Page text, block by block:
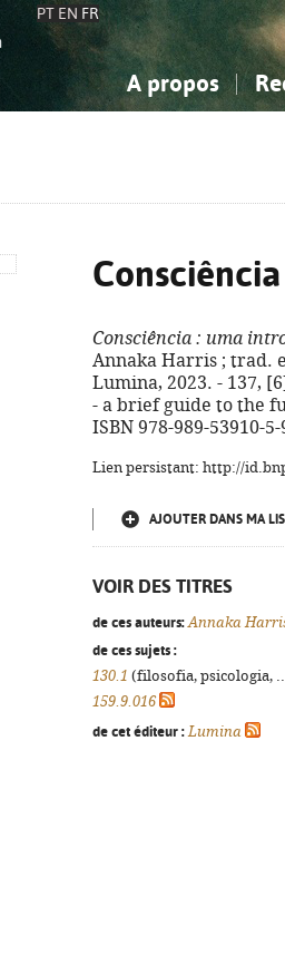
PT EN FR
A propos
Consciência
Consciência : uma
Annaka Harris ; trad.
Lumina, 2023. - 137,
- a brief guide to the
ISBN 978-989-53910-5-
Lien persistant: http://
AJOUTER DANS MA
VOIR DES TITRES
de ces auteurs: Annaka
de ces sujets :
130.1 (filosofia, psicologia,
159.9.016
de cet éditeur : Lumina